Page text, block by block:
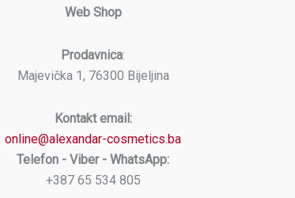
Web Shop
Prodavnica:
Majevička 1, 76300 Bijeljina
Kontakt email:
online@alexandar-cosmetics.ba
Telefon - Viber - WhatsApp:
+387 65 534 805